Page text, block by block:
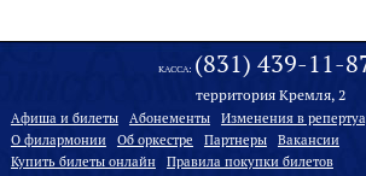
КАССА: (831) 439-11-
территория Кремля, 2
Афиша и билеты Абонементы
Изменения в
О филармонии
Oб оркестре Партнеры
Вакансии
Купить билеты онлайн
Правила покупки билетов